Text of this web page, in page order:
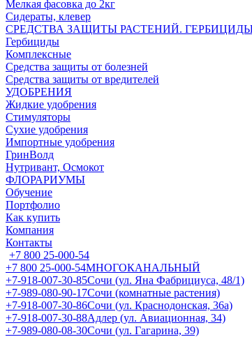
Мелкая фасовка до 2кг
Сидераты, клевер
СРЕДСТВА ЗАЩИТЫ РАСТЕНИЙ.
Гербициды
Комплексные
Средства защиты от болезней
Средства защиты от вредителей
УДОБРЕНИЯ
Жидкие удобрения
Стимуляторы
Сухие удобрения
Импортные удобрения
ГринВолд
Нутривант, Осмокот
ФЛОРАРИУМЫ
Обучение
Портфолио
Как купить
Компания
Контакты
+7 800 25-000-54
+7 800 25-000-54МНОГОКАНАЛЬНЫЙ
+7-918-007-30-85Сочи (ул. Яна Фабрициуса, 48/1)
+7-989-080-90-17Сочи (комнатные растения)
+7-918-007-30-86Сочи (ул. Краснодонская, 36а)
+7-918-007-30-88Адлер (ул. Авиационная, 34)
+7-989-080-08-30Сочи (ул. Гагарина, 39)